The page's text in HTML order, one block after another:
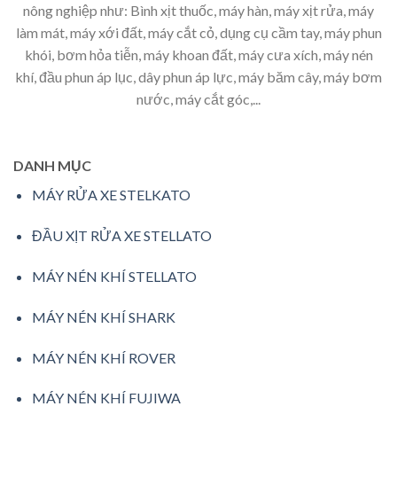
nông nghiệp như: Bình xịt thuốc, máy hàn, máy xịt rửa, máy
làm mát, máy xới đất, máy cắt cỏ, dụng cụ cầm tay, máy phun
khói, bơm hỏa tiễn, máy khoan đất, máy cưa xích, máy nén
khí, đầu phun áp lục, dây phun áp lực, máy băm cây, máy bơm
nước, máy cắt góc,...
DANH MỤC
MÁY RỬA XE STELKATO
ĐẦU XỊT RỬA XE STELLATO
MÁY NÉN KHÍ STELLATO
MÁY NÉN KHÍ SHARK
MÁY NÉN KHÍ ROVER
MÁY NÉN KHÍ FUJIWA